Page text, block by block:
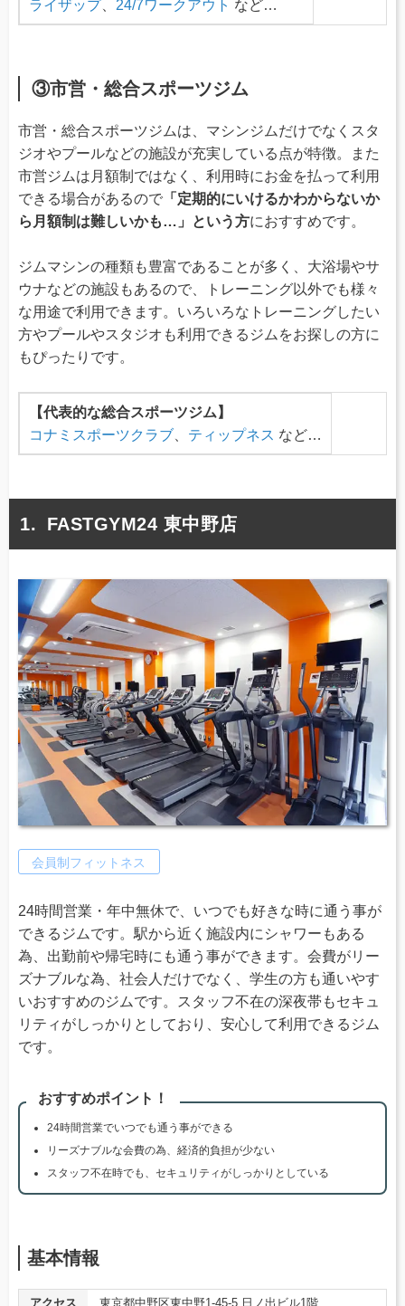
ライザップ 24/7ワークアウト など…
③市営・総合スポーツジム
市営・総合スポーツジムは、マシンジムだけでなくスタ
ジオやプールなどの施設が充実している点が特徴。また
市営ジムは月額制ではなく、利用時にお金を払って利用
できる場合があるので 「定期的にいけるかわからないか
ら月額制は難しいかも…」という方におすすめです。
ジムマシンの種類も豊富であることが多く、大浴場やサ
ウナなどの施設もあるので、トレーニング以外でも様々
な用途で利用できます。いろいろなトレーニングしたい
方やプールやスタジオも利用できるジムをお探しの方に
もぴったりです。
【代表的な総合スポーツジム】
コナミスポーツクラブ
ティップネス など…
FASTGYM24 東中野店
会員制フィットネス
24時間営業・年中無休で、いつでも好きな時に通う事が
できるジムです。駅から近く施設内にシャワーもある
為、出勤前や帰宅時にも通う事ができます。会費がリー
ズナブルな為、社会人だけでなく、学生の方も通いやす
いおすすめのジムです。スタッフ不在の深夜帯もセキュ
リティがしっかりとしており、安心して利用できるジム
です。
おすすめポイント！
24時間営業でいつでも通う事ができる
リーズナブルな会費の為、経済的負担が少ない
スタッフ不在時でも、セキュリティがしっかりとしている
基本情報
アクセス
東京都中野区東中野1-45-5 日ノ出ビル1階